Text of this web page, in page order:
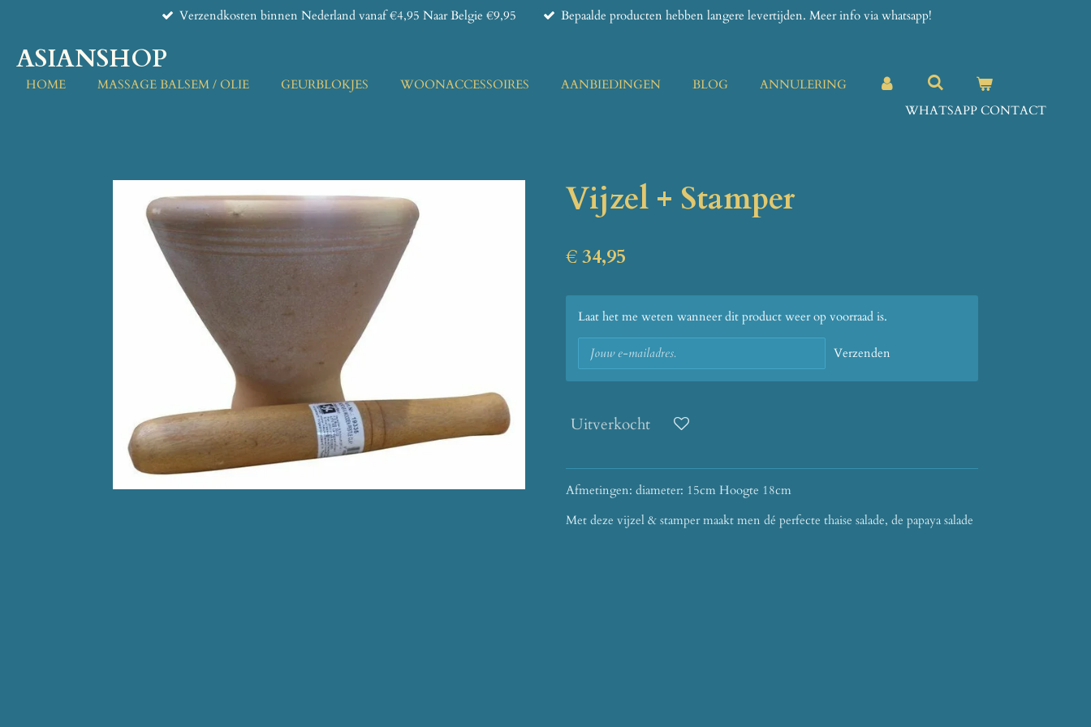
naar
de
hoofdinhoud
Verzendkosten binnen Nederland vanaf €4,95 Naar Belgie €9,95 Bepaalde producten hebben langere levertijden. Meer info via whatsapp!
ASIANSHOP
HOME MASSAGE BALSEM / OLIE GEURBLOKJES WOONACCESSOIRES AANBIEDINGEN BLOG
ANNULERING
WHATSAPP CONTACT
Vijzel + Stamper
€ 34,95
Laat het me weten wanneer dit product weer op voorraad is.
Verzenden
Uitverkocht
Afmetingen: diameter: 15cm Hoogte 18cm
Met deze vijzel & stamper maakt men dé perfecte thaise salade, de papaya salade